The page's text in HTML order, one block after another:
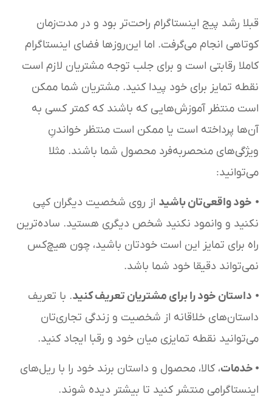
قبلا رشد پیج اینستاگرام راحت‌تر بود و در مدت‌زمان
کوتاهی انجام می‌گرفت. اما این‌روزها فضای اینستاگرام
کاملا رقابتی است و برای جلب توجه مشتریان لازم است
نقطه تمایز برای خود پیدا کنید. مشتریان شما ممکن
است منتظر آموزش‌هایی که باشند که کمتر کسی به
آن‌ها پرداخته است یا ممکن است منتظر خواندنِ
ویژگی‌های منحصربه‌فرد محصول شما باشند. مثلا
می‌توانید:
⦁ خود واقعی‌تان باشید از روی شخصیت دیگران کپی
نکنید و وانمود نکنید شخص دیگری هستید. ساده‌ترین
راه برای تمایز این است خودتان باشید، چون هیچ‌کس
نمی‌تواند دقیقا خود شما باشد.
⦁ داستان خود را برای مشتریان تعریف کنید. با تعریف
داستان‌های خلاقانه از شخصیت و زندگی تجاری‌تان
می‌توانید نقطه تمایزی میان خود و رقبا ایجاد کنید.
⦁ خدمات، کالا، محصول و داستان برند خود را با ریل‌های
اینستاگرامی منتشر کنید تا بیشتر دیده شوند.